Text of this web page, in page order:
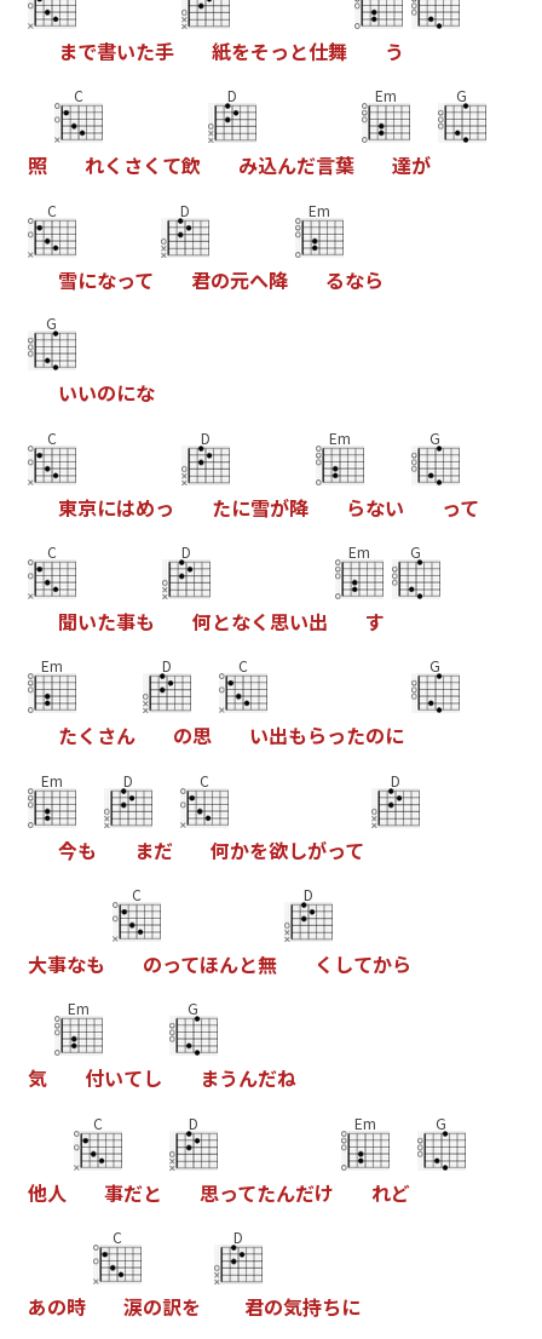
まで書いた手 紙をそっ と仕舞 う
照
C
れく さく て飲
D
み込んだ言葉
Em
達が
G
C
雪になって
D
君の元へ降
Em
るなら
G
いいのにな
C
東京にはめっ
D
たに雪が降
Em
らない
G
って
C
聞いた事も
D
何となく思い出
Em
す
G
Em
たく さん
D
の思
C
い出もらったのに
G
Em
今も
D
まだ
C
何かを欲しがって
D
大事なも
C
のってほんと無
D
く してから
気
Em
付いてし
G
まうんだね
他人
C
事だと
D
思ってたんだけ
Em
れど
G
あの時
C
涙の訳を
D
君の気持ちに